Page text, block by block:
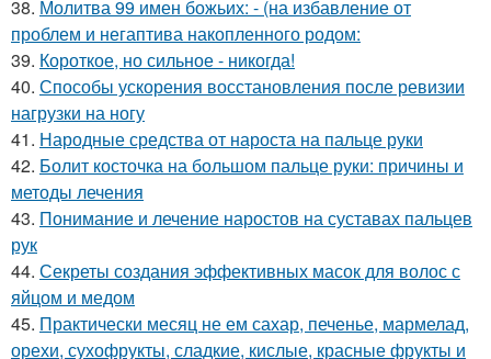
38. Молитва 99 имен божьих: - (на избавление от
проблем и негаптива накопленного родом:
39. Короткое, но сильное - никогда!
40. Способы ускорения восстановления после ревизии
нагрузки на ногу
41. Народные средства от нароста на пальце руки
42. Болит косточка на большом пальце руки: причины и
методы лечения
43. Понимание и лечение наростов на суставах пальцев
рук
44. Секреты создания эффективных масок для волос с
яйцом и медом
45. Практически месяц не ем сахар, печенье, мармелад,
орехи, сухофрукты, сладкие, кислые, красные фрукты и